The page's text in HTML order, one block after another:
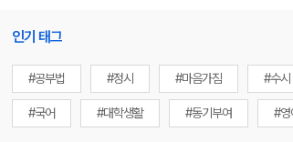
인기 태그
#공부법 #정시 #마음가짐 #수시
#국어 #대학생활 #동기부여 #영